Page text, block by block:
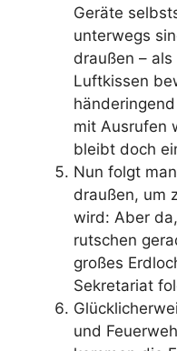
Geräte
unterwegs
draußen –
Luftkissen
mit Ausrufen
bleibt doch
Nun folgt
draußen, um
wird: Aber
rutschen
großes
Sekretariat
und